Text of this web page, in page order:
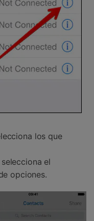
los que
el
opciones.